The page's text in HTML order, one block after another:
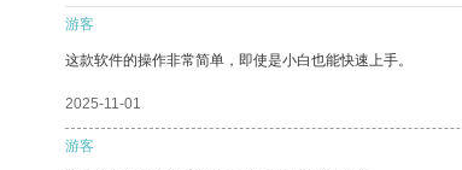
游客
这款软件的操作非常简单，即使是小白也能快速上手。
2025-11-01
游客